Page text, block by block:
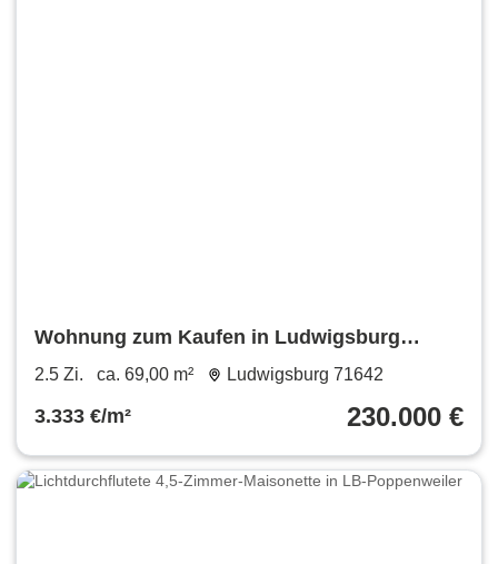
Wohnung zum Kaufen in Ludwigsburg
230.000 € 69 m²
2.5 Zi. ca. 69,00 m² Ludwigsburg 71642
3.333 €/m² 230.000 €